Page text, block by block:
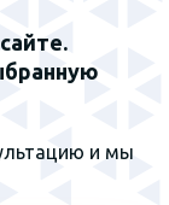
и мы